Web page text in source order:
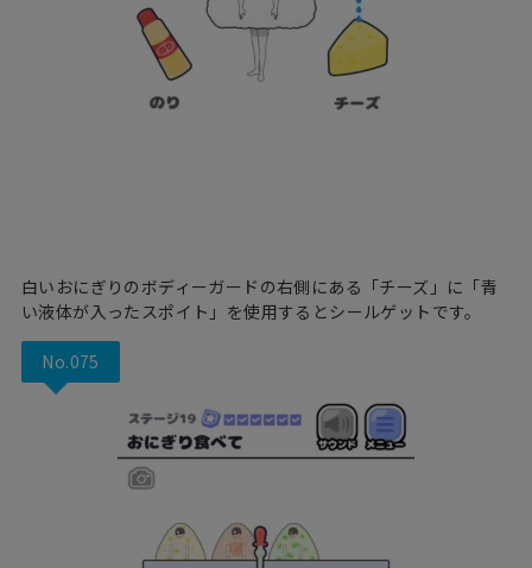
白いおにぎりのボディーガードの右側にある「チーズ」に「青
い液体が入ったスポイト」を使用するとシールゲットです。
No.075